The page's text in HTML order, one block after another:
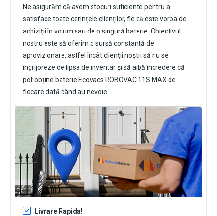
Ne asigurăm că avem stocuri suficiente pentru a
satisface toate cerințele clienților, fie că este vorba de
achiziții în volum sau de o singură baterie. Obiectivul
nostru este să oferim o sursă constantă de
aprovizionare, astfel încât clienții noștri să nu se
îngrijoreze de lipsa de inventar și să aibă încredere că
pot obține baterie Ecovacs ROBOVAC 11S MAX de
fiecare dată când au nevoie.
Livrare Rapida!